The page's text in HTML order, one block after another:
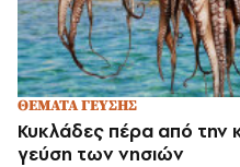
ΘΕΜΑΤΑ ΓΕΥΣΗΣ
Κυκλάδες πέρα από την
γεύση των νησιών